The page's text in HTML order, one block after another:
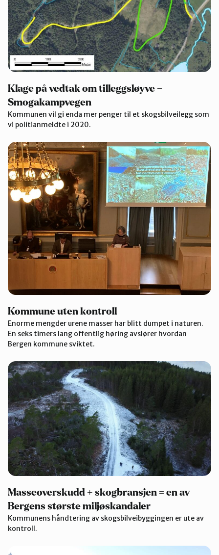
Klage på vedtak om tilleggsløyve –
Smogakampvegen
Kommunen vil gi enda mer penger til et skogsbilveilegg som
vi politianmeldte i 2020.
Kommune uten kontroll
Enorme mengder urene masser har blitt dumpet i naturen.
En seks timers lang offentlig høring avslører hvordan
Bergen kommune sviktet.
Masseoverskudd + skogbransjen = en av
Bergens største miljøskandaler
Kommunens håndtering av skogsbilveibyggingen er ute av
kontroll.